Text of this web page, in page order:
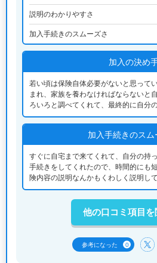
説明のわかりやすさ
加入手続きのスムーズさ
加入の決め
若い頃は保険自体必要がないと思って
まれ、家族を養わなければならないと
ろいろと調べてくれて、最終的に自分
をしているので、すべておまかせでお
加入手続きのスム
すぐに自宅まで来てくれて、自分の持
手続きをしてくれたので、時間的にも
険内容の説明なんかもくわしく説明し
た。なのでとても満足しています。
参考になった 0
他の口コミ項目を